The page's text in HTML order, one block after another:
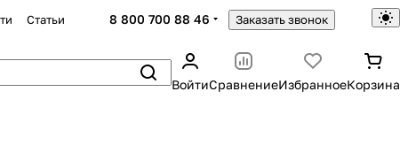
Статьи 8 800 700 88 46 Заказать звонок
ВойтиСравнениеИзбранноеКорзина